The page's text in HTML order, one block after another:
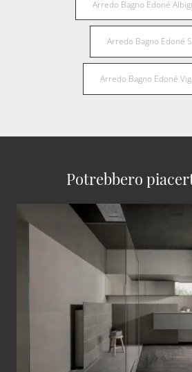
Arredo Bagno Edoné
Arredo Bagno Edoné
Arredo Bagno Edoné
Potrebbero